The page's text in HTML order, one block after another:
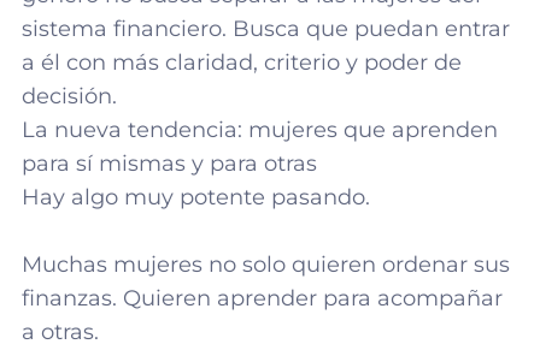
sistema financiero. Busca que puedan entrar
a él con más claridad, criterio y poder de
decisión.
La nueva tendencia: mujeres que aprenden
para sí mismas y para otras
Hay algo muy potente pasando.
Muchas mujeres no solo quieren ordenar sus
finanzas. Quieren aprender para acompañar
a otras.